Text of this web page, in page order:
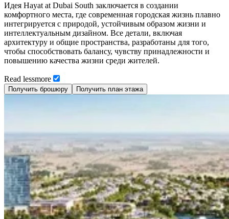
Идея Hayat at Dubai South заключается в создании
комфортного места, где современная городская жизнь плавно
интегрируется с природой, устойчивым образом жизни и
интеллектуальным дизайном. Все детали, включая
архитектуру и общие пространства, разработаны для того,
чтобы способствовать балансу, чувству принадлежности и
повышению качества жизни среди жителей.
Read lessmore
Получить брошюру Получить план этажа